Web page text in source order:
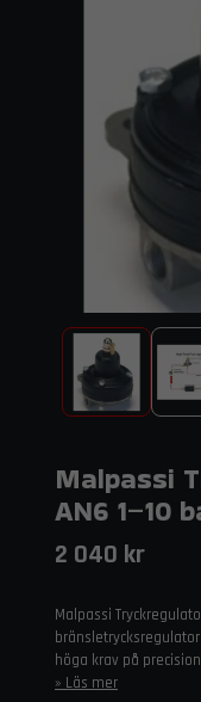
Malpassi
AN6 1–10
2 040 kr
Malpassi
höga krav på
Läs mer